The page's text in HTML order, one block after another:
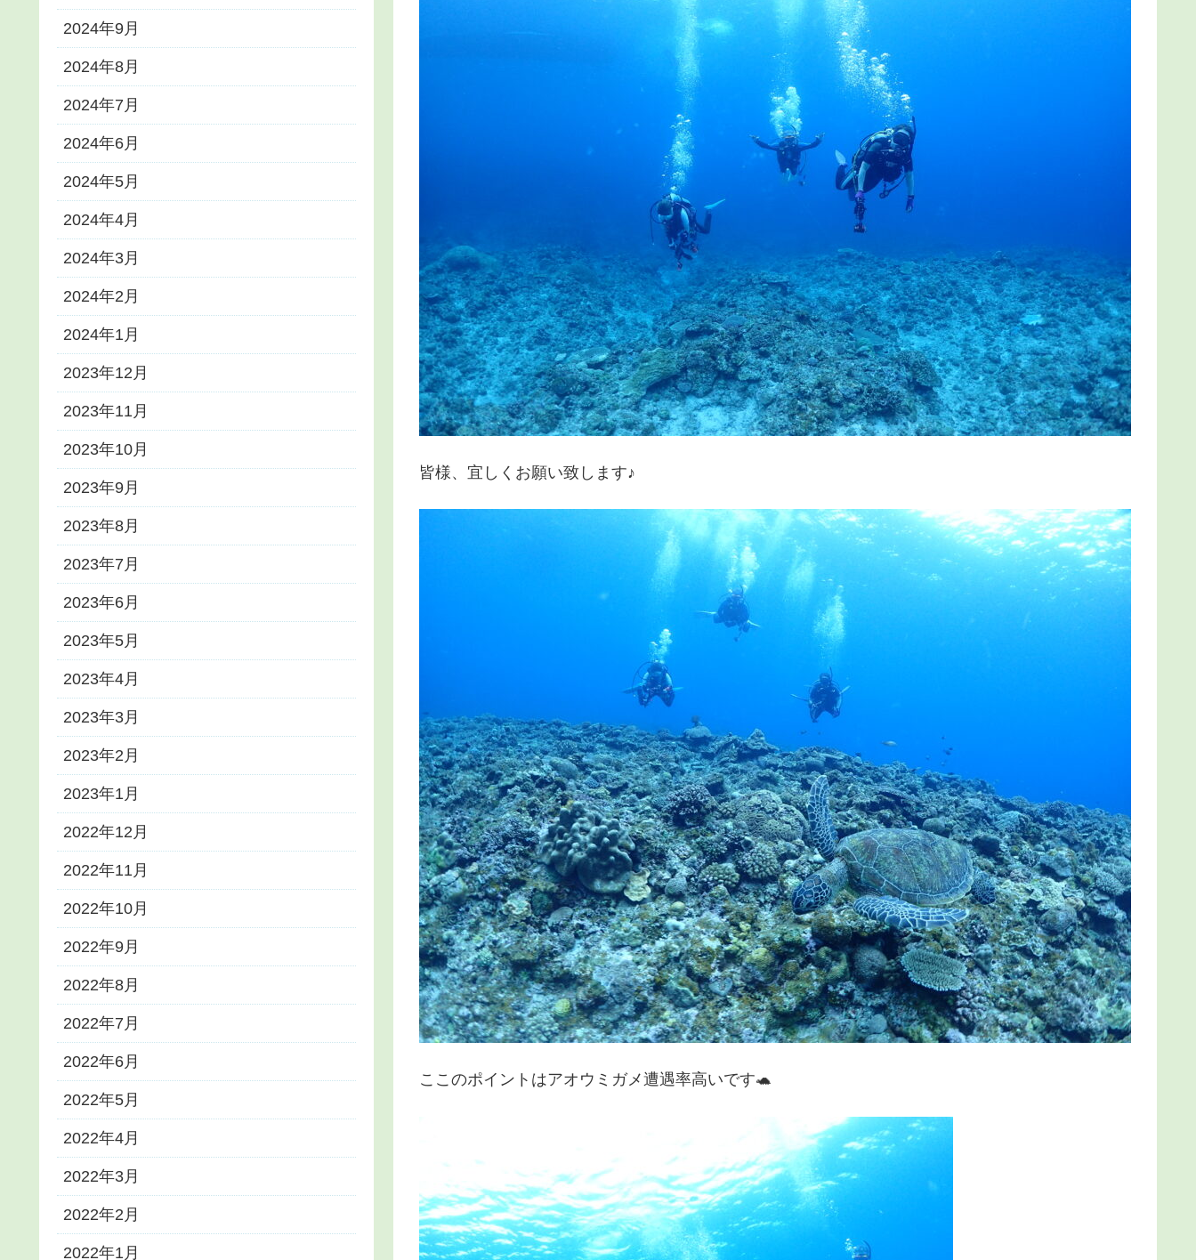
皆様、宜しくお願い致します♪
ここのポイントはアオウミガメ遭遇率高いです🐢
2024年9月
2024年8月
2024年7月
2024年6月
2024年5月
2024年4月
2024年3月
2024年2月
2024年1月
2023年12月
2023年11月
2023年10月
2023年9月
2023年8月
2023年7月
2023年6月
2023年5月
2023年4月
2023年3月
2023年2月
2023年1月
2022年12月
2022年11月
2022年10月
2022年9月
2022年8月
2022年7月
2022年6月
2022年5月
2022年4月
2022年3月
2022年2月
2022年1月